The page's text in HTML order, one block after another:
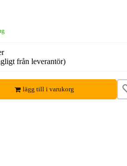
från leverantör)
lägg till i varukorg